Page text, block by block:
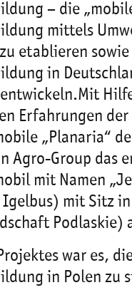
– die
mittels
etablieren
in
Erfahrungen der
„Planaria“
Agro-Group das
mit Namen
mit Sitz in
Podlaskie)
war es,
in Polen zu